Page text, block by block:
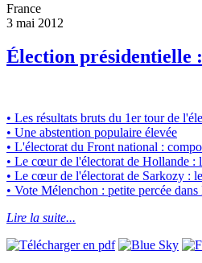
France
3 mai 2012
Élection présidentielle
• Les résultats bruts du 1er tour de
• Une abstention populaire élevée
• L'électorat du Front national :
• Le cœur de l'électorat de Hollande :
• Le cœur de l'électorat de Sarkozy :
• Vote Mélenchon : petite percée dans
Lire la suite...